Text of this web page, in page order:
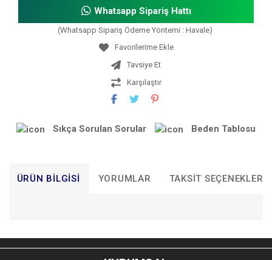
Whatsapp Sipariş Hattı
(Whatsapp Sipariş Ödeme Yöntemi : Havale)
Tavsiye Et
Karşılaştır
Sıkça Sorulan Sorular Beden Tablosu
ÜRÜN BILGISI YORUMLAR TAKSIT SEÇENEKLERI
Bu ürünün fiyat bilgisi, resim, ürün açıklamalarında ve diğer
konularda yetersiz gördüğünüz noktaları öneri formunu